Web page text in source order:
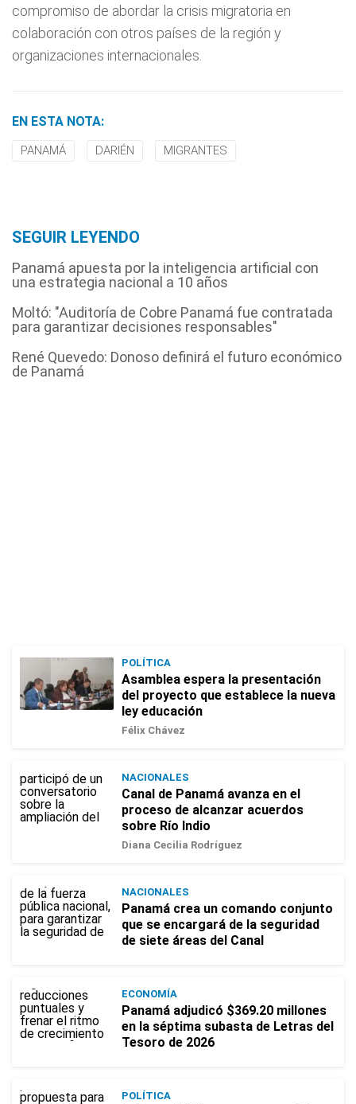
compromiso de abordar la crisis migratoria en
colaboración con otros países de la región y
organizaciones internacionales.
EN ESTA NOTA:
PANAMÁ DARIÉN MIGRANTES
SEGUIR LEYENDO
Panamá apuesta por la inteligencia artificial con
una estrategia nacional a 10 años
Moltó: "Auditoría de Cobre Panamá fue contratada
para garantizar decisiones responsables"
René Quevedo: Donoso definirá el futuro económico
de Panamá
POLÍTICA
Asamblea espera la presentación
del proyecto que establece la nueva
ley educación
Félix Chávez
NACIONALES
Canal de Panamá avanza en el
proceso de alcanzar acuerdos
sobre Río Indio
Diana Cecilia Rodríguez
NACIONALES
Panamá crea un comando conjunto
que se encargará de la seguridad
de siete áreas del Canal
ECONOMÍA
Panamá adjudicó $369.20 millones
en la séptima subasta de Letras del
Tesoro de 2026
POLÍTICA